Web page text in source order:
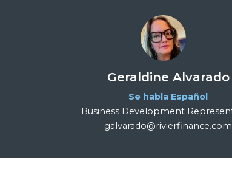
Geraldine Alvarado
Se habla Español
Business Development
galvarado@rivierfinance.com